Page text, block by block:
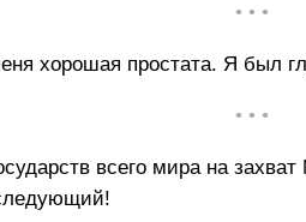
• • •
хорошая простата. Я был
• • •
всего мира на